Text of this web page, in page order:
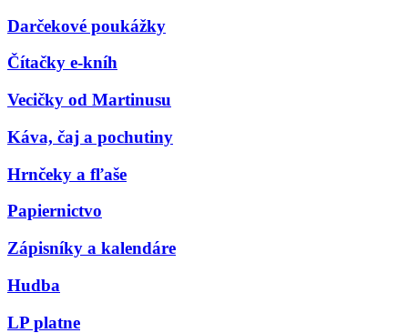
Darčekové poukážky
Čítačky e-kníh
Vecičky od Martinusu
Káva, čaj a pochutiny
Hrnčeky a fľaše
Papiernictvo
Zápisníky a kalendáre
Hudba
LP platne